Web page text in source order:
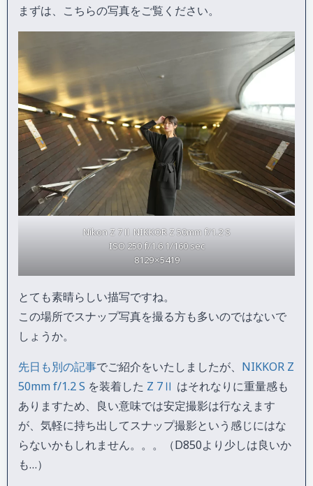
まずは、こちらの写真をご覧ください。
Nikon Z 7Ⅱ NIKKOR Z 50mm f/1.2 S
ISO 250 f/1.6 1/160 sec
8129 × 5419
とても素晴らしい描写ですね。
この場所でスナップ写真を撮る方も多いのではないで
しょうか。
先日も別の記事でご紹介をいたしましたが、 NIKKOR Z
50mm f/1.2 S を装着した Z 7Ⅱ はそれなりに重量感も
ありますため、良い意味では安定撮影は行なえます
が、気軽に持ち出してスナップ撮影という感じにはな
らないかもしれません。。。（D850より少しは良いか
も…）